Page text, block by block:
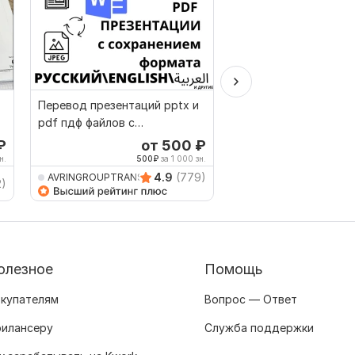
Перевод презентаций pptx и
pdf пдф файлов с
сохранением форматаот 500 ₽
500₽ за 1 000 зн.
AVRINGROUPTRANSLATIO
4.9 (779)
Помощь
Вопрос — Ответ
Служба поддержки